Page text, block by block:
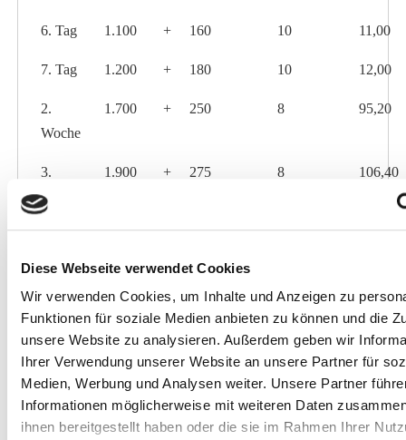
Diese Webseite verwendet Cookies
Wir verwenden Cookies, um Inhalte und Anzeigen zu
Funktionen für soziale Medien anbieten zu können und die
unsere Website zu analysieren. Außerdem geben wir
Ihrer Verwendung unserer Website an unsere Partner für
Medien, Werbung und Analysen weiter. Unsere Partner
Informationen möglicherweise mit weiteren Daten
ihnen bereitgestellt haben oder die sie im Rahmen Ihrer
6. Tag 1.100 + 160 10 11,00
7. Tag 1.200 + 180 10 12,00
2.
Woche
1.700 + 250 8 95,20
3.
Woche
1.900 + 275 8 106,40
4.-5.
Woche
2.200 + 325 7 215,60
6.-8.
Woche
2.600 + 380 6 327,60
9.-12.
Woche
3.000 + 450 5 420,00
13.-14.
3.200 + 480 4 179,20